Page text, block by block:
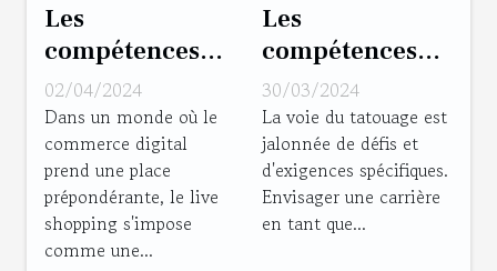
Les
compétences
clés pour
devenir un
animateur de
live shopping
dynamique et
engageant
02/04/2024
Dans un monde où le
commerce digital
prend une place
prépondérante, le live
shopping s'impose
comme une...
Les
compétences
essentielles
pour devenir un
tatoueur
professionnel
reconnu
30/03/2024
La voie du tatouage est
jalonnée de défis et
d'exigences spécifiques.
Envisager une carrière
en tant que...